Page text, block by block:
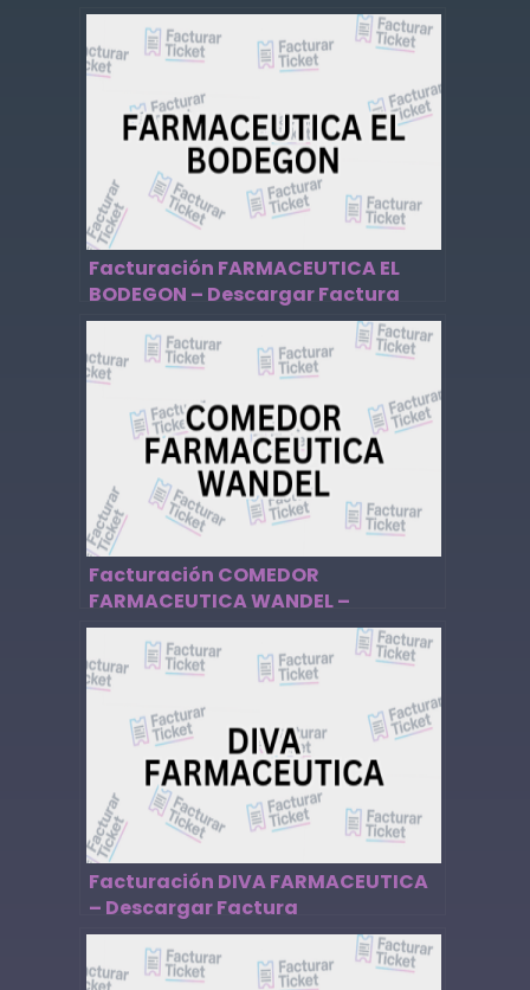
Facturación FARMACEUTICA EL
BODEGON – Descargar Factura
Facturación COMEDOR
FARMACEUTICA WANDEL –
Descargar Factura
Facturación DIVA FARMACEUTICA
– Descargar Factura